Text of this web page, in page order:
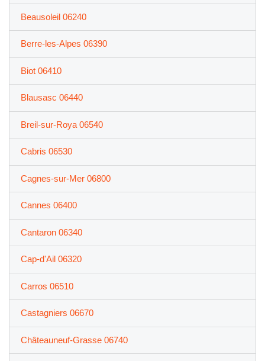
Beausoleil 06240
Berre-les-Alpes 06390
Biot 06410
Blausasc 06440
Breil-sur-Roya 06540
Cabris 06530
Cagnes-sur-Mer 06800
Cannes 06400
Cantaron 06340
Cap-d'Ail 06320
Carros 06510
Castagniers 06670
Châteauneuf-Grasse 06740